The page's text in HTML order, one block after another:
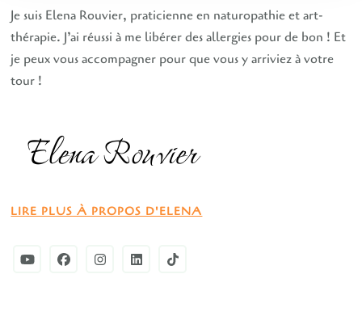
Je suis Elena Rouvier, praticienne en naturopathie et art-
thérapie. J’ai réussi à me libérer des allergies pour de bon ! Et
je peux vous accompagner pour que vous y arriviez à votre
tour !
LIRE PLUS À PROPOS D'ELENA